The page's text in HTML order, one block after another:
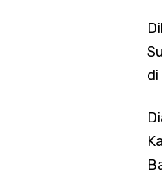
di